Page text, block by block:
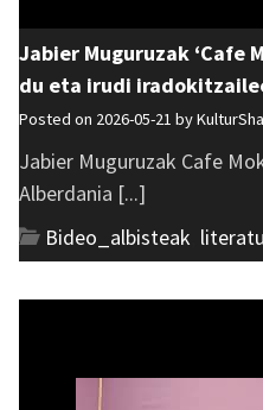
Jabier Muguruzak ‘Cafe
du eta irudi
Posted on 2026-05-21 by
Jabier Muguruzak Cafe
Alberdania [...]
Bideo_albisteak